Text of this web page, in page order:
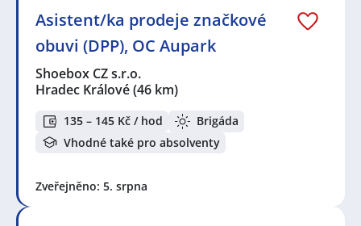
Asistent/ka prodeje značkové
obuvi (DPP), OC Aupark
Shoebox CZ s.r.o.
Hradec Králové(46 km)
135 – 145 Kč / hod
Brigáda
Vhodné také pro absolventy
Zveřejněno: 5. srpna